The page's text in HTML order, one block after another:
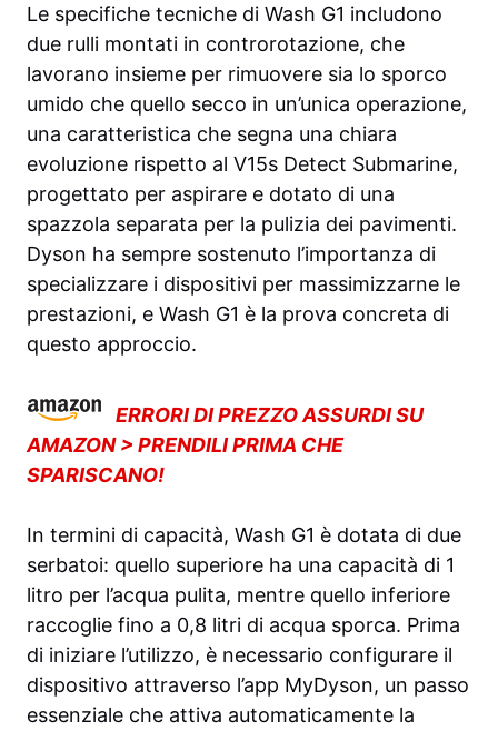
Le specifiche tecniche di Wash G1 includono
due rulli montati in controrotazione, che
lavorano insieme per rimuovere sia lo sporco
umido che quello secco in un’unica operazione,
una caratteristica che segna una chiara
evoluzione rispetto al V15s Detect Submarine,
progettato per aspirare e dotato di una
spazzola separata per la pulizia dei pavimenti.
Dyson ha sempre sostenuto l’importanza di
specializzare i dispositivi per massimizzarne le
prestazioni, e Wash G1 è la prova concreta di
questo approccio.
ERRORI DI PREZZO ASSURDI SU
AMAZON > PRENDILI PRIMA CHE
SPARISCANO!
In termini di capacità, Wash G1 è dotata di due
serbatoi: quello superiore ha una capacità di 1
litro per l’acqua pulita, mentre quello inferiore
raccoglie fino a 0,8 litri di acqua sporca. Prima
di iniziare l’utilizzo, è necessario configurare il
dispositivo attraverso l’app MyDyson, un passo
essenziale che attiva automaticamente la